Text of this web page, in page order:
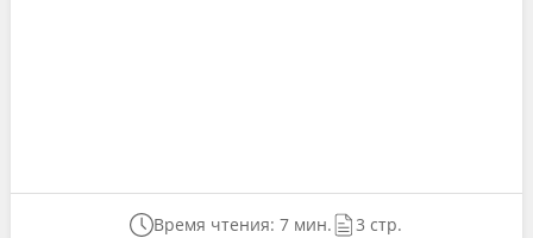
Время чтения: 7 мин. 3 стр.